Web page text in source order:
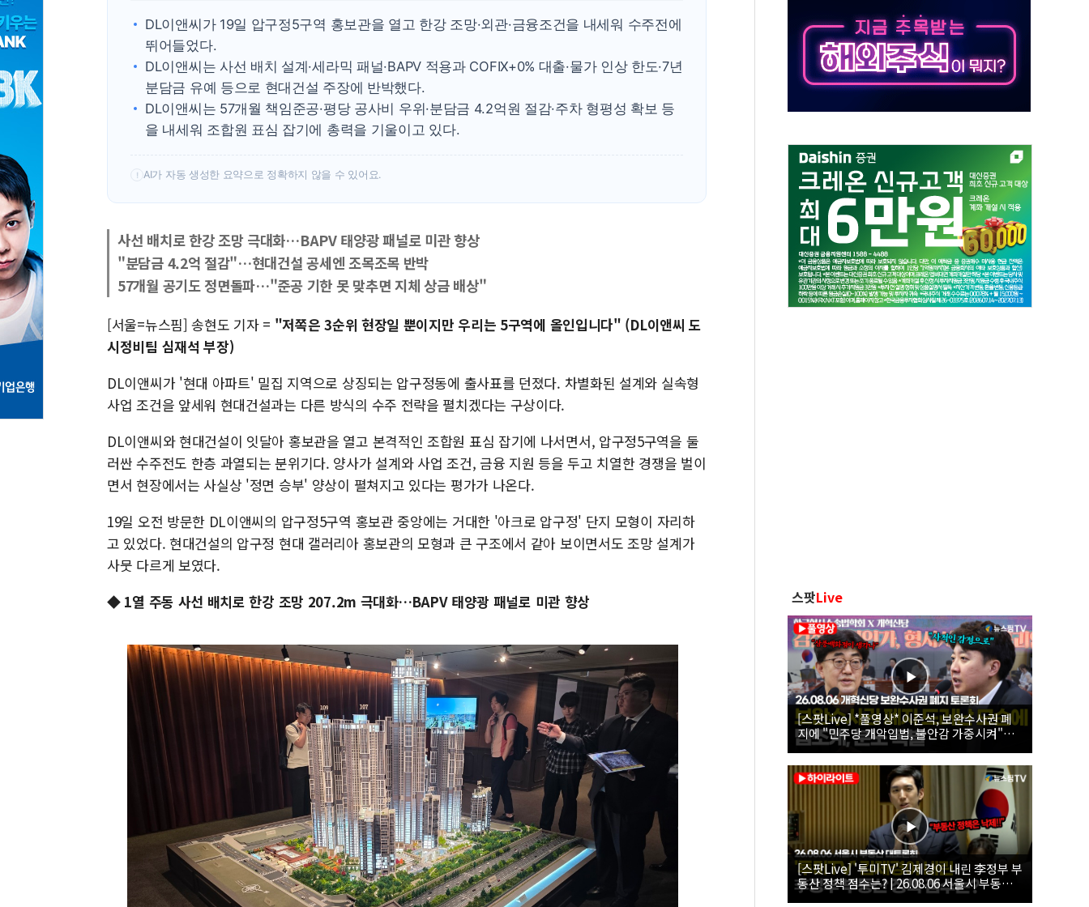
우크라 드론 전술, 중남미 콜롬비아에 새 안보 위기… 반군·마약카르텔이 습득해 전투 활용
동해해경, 독도 해상서 부유물 감긴 어선 구조
주한미군 "오산기지 누출, 백린 아닌 무해한 표면 부식 물질"
구미 폐염산처리업체서 불 2시간30여분만에 진화...외국인 노동자 숨져
DL이앤씨가 19일 압구정5구역 홍보관을 열고 한강 조망·외관·금융조건을 내세워 수주전에
뛰어들었다.
DL이앤씨는 사선 배치 설계·세라믹 패널·BAPV 적용과 COFIX+0% 대출·물가 인상 한도·7년
분담금 유예 등으로 현대건설 주장에 반박했다.
DL이앤씨는 57개월 책임준공·평당 공사비 우위·분담금 4.2억원 절감·주차 형평성 확보 등
을 내세워 조합원 표심 잡기에 총력을 기울이고 있다.
! AI가 자동 생성한 요약으로 정확하지 않을 수 있어요.
사선 배치로 한강 조망 극대화…BAPV 태양광 패널로 미관 향상
"분담금 4.2억 절감"…현대건설 공세엔 조목조목 반박
57개월 공기도 정면돌파…"준공 기한 못 맞추면 지체 상금 배상"
[서울=뉴스핌] 송현도 기자 = "저쪽은 3순위 현장일 뿐이지만 우리는 5구역에 올인입니다" (DL이앤씨 도
시정비팀 심재석 부장)
DL이앤씨가 '현대 아파트' 밀집 지역으로 상징되는 압구정동에 출사표를 던졌다. 차별화된 설계와 실속형
사업 조건을 앞세워 현대건설과는 다른 방식의 수주 전략을 펼치겠다는 구상이다.
DL이앤씨와 현대건설이 잇달아 홍보관을 열고 본격적인 조합원 표심 잡기에 나서면서, 압구정5구역을 둘
러싼 수주전도 한층 과열되는 분위기다. 양사가 설계와 사업 조건, 금융 지원 등을 두고 치열한 경쟁을 벌이
면서 현장에서는 사실상 '정면 승부' 양상이 펼쳐지고 있다는 평가가 나온다.
19일 오전 방문한 DL이앤씨의 압구정5구역 홍보관 중앙에는 거대한 '아크로 압구정' 단지 모형이 자리하
고 있었다. 현대건설의 압구정 현대 갤러리아 홍보관의 모형과 큰 구조에서 같아 보이면서도 조망 설계가
사뭇 다르게 보였다.
◆ 1열 주동 사선 배치로 한강 조망 207.2m 극대화…BAPV 태양광 패널로 미관 향상
스팟Live
[스팟Live] *풀영상* 이준석, 보완수사권 폐
지에 "민주당 개악입법, 불안감 가중시켜"｜
26.08.06 개혁신당 보완수사권 폐지 토론회
[스팟Live] '투미TV' 김제경이 내린 李정부 부
동산 정책 점수는? | 26.08.06 서울시 부동산
대토론회